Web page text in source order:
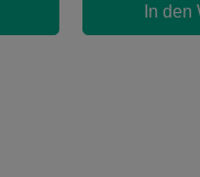
In den